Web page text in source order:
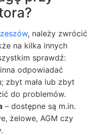
, należy zwrócić
na kilka innych
sprawdź:
odpowiadać
zbyt mała lub zbyt
do problemów.
– dostępne są m.in.
żelowe, AGM czy